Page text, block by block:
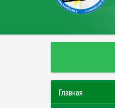
Главная